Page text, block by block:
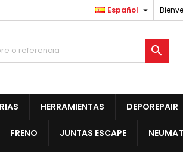
Español 

HERRAMIENTAS DEPOREPAIR
FRENO JUNTAS ESCAPE